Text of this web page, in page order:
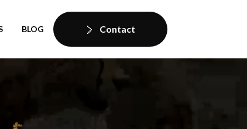
BLOG Contact